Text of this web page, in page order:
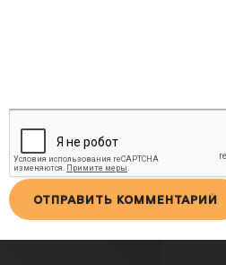
ОТПРАВИТЬ КОММЕНТАРИЙ